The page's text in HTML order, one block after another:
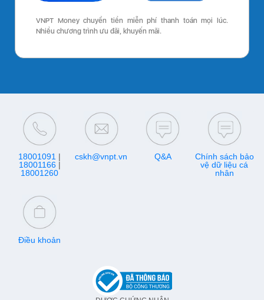
VNPT Money chuyển tiền miễn phí thanh toán mọi lúc.
Nhiều chương trình ưu đãi, khuyến mãi.
18001091 |
18001166|
18001260
cskh@vnpt.vn Q&A
Chính sách bảo
vệ dữ liệu cá
nhân
Điều khoản